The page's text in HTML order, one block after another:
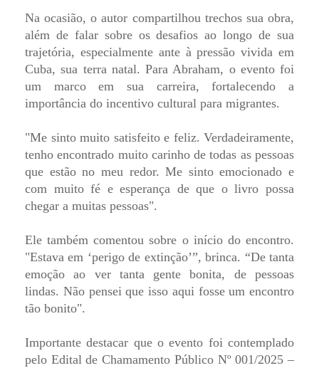
Na ocasião, o autor compartilhou trechos sua obra,
além de falar sobre os desafios ao longo de sua
trajetória, especialmente ante à pressão vivida em
Cuba, sua terra natal. Para Abraham, o evento foi
um marco em sua carreira, fortalecendo a
importância do incentivo cultural para migrantes.
"Me sinto muito satisfeito e feliz. Verdadeiramente,
tenho encontrado muito carinho de todas as pessoas
que estão no meu redor. Me sinto emocionado e
com muito fé e esperança de que o livro possa
chegar a muitas pessoas".
Ele também comentou sobre o início do encontro.
"Estava em ‘perigo de extinção’”, brinca. “De tanta
emoção ao ver tanta gente bonita, de pessoas
lindas. Não pensei que isso aqui fosse um encontro
tão bonito".
Importante destacar que o evento foi contemplado
pelo Edital de Chamamento Público Nº 001/2025 –